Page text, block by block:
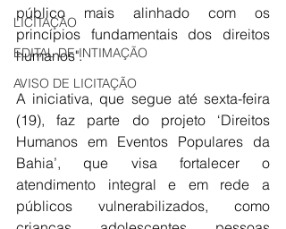
LICITAÇÃO
EDITAL DE INTIMAÇÃO
AVISO DE LICITAÇÃO
público mais alinhado com os
princípios fundamentais dos direitos
humanos".
A iniciativa, que segue até sexta-feira
(19), faz parte do projeto ‘Direitos
Humanos em Eventos Populares da
Bahia’, que visa fortalecer o
atendimento integral e em rede a
públicos vulnerabilizados, como